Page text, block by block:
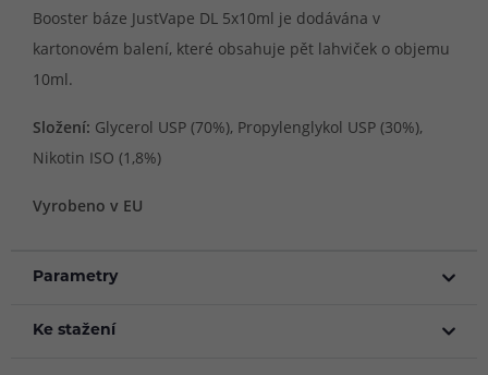
Booster báze JustVape DL 5x10ml je dodávána v
kartonovém balení, které obsahuje pět lahviček o objemu
10ml.
Složení: Glycerol USP (70%), Propylenglykol USP (30%),
Nikotin ISO (1,8%)
Vyrobeno v EU
Parametry
Ke stažení